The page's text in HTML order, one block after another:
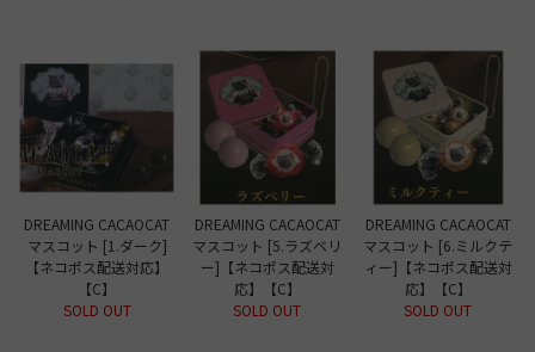
DREAMING CACAOCAT
マスコット [1.ダーク]
【ネコポス配送対応】
【C】
SOLD OUT
DREAMING CACAOCAT
マスコット [5.ラズベリ
ー]【ネコポス配送対
応】【C】
SOLD OUT
DREAMING CACAOCAT
マスコット [6.ミルクテ
ィー]【ネコポス配送対
応】【C】
SOLD OUT